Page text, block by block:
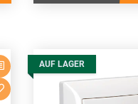
AUF LAGER